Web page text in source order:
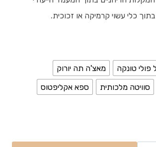
כלי עשוי קרמיקה או זכוכית.
פולי טונקה
מאצ'ה תה יורוק
סוויטה מלכותית
ספא אקליפטוס